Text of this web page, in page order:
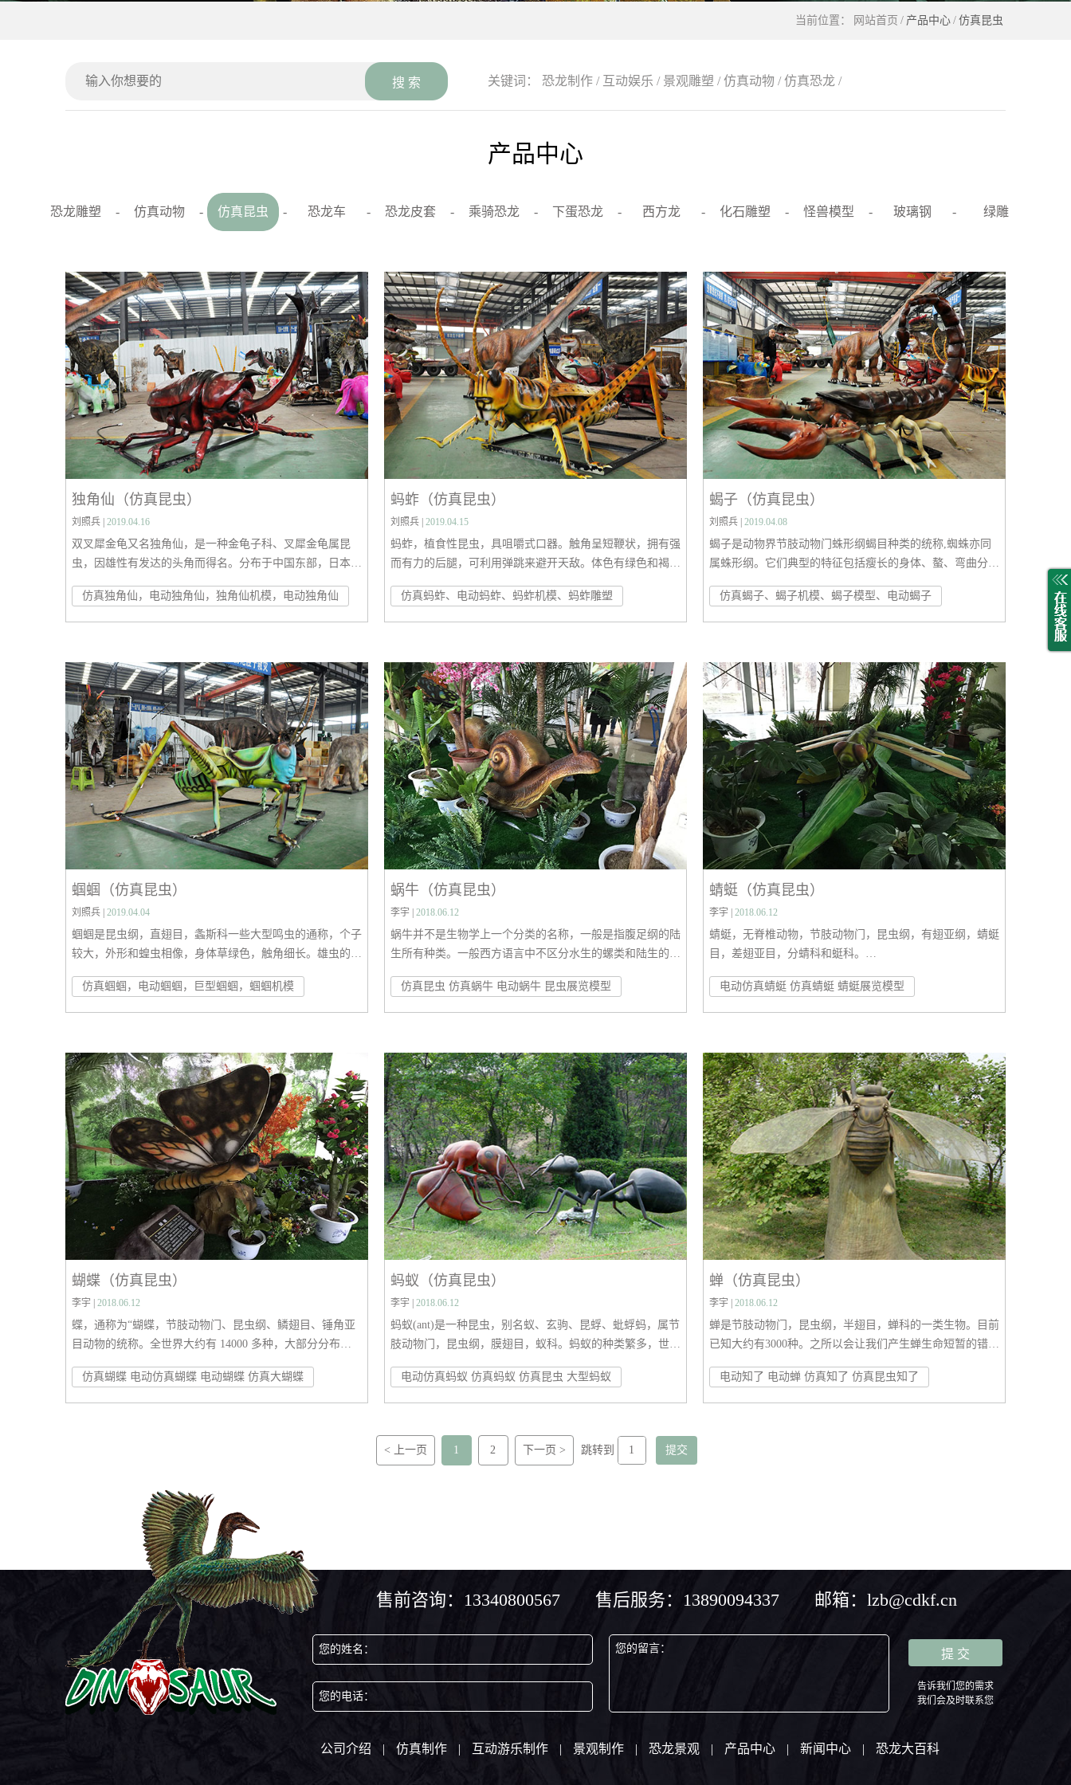
当前位置： 网站首页 / 产品中心 / 仿真昆虫
关键词： 恐龙制作 / 互动娱乐 / 景观雕塑 / 仿真动物 / 仿真恐龙 /
产品中心
恐龙雕塑 - 仿真动物 - 仿真昆虫 - 恐龙车 - 恐龙皮套 - 乘骑恐龙 - 下蛋恐龙 - 西方龙 - 化石雕塑 - 怪兽模型 - 玻璃钢 - 绿雕
独角仙（仿真昆虫）
刘照兵 | 2019.04.16
双叉犀金龟又名独角仙，是一种金龟子科、叉犀金龟属昆
虫，因雄性有发达的头角而得名。分布于中国东部，日本，
仿真独角仙，电动独角仙，独角仙机模，电动独角仙
蚂蚱（仿真昆虫）
刘照兵 | 2019.04.15
蚂蚱，植食性昆虫，具咀嚼式口器。触角呈短鞭状，拥有强
而有力的后腿，可利用弹跳来避开天敌。体色有绿色和褐
仿真蚂蚱、电动蚂蚱、蚂蚱机模、蚂蚱雕塑
蝎子（仿真昆虫）
刘照兵 | 2019.04.08
蝎子是动物界节肢动物门蛛形纲蝎目种类的统称,蜘蛛亦同
属蛛形纲。它们典型的特征包括瘦长的身体、螯、弯曲分段
于四亿三千万年前的希留利亚纪(志留纪)。注：任何蝎子都
有毒，毒性大小不同。毒性最小的蝎子：八重山蝎（澳链尾
仿真蝎子、蝎子机模、蝎子模型、电动蝎子
蝈蝈（仿真昆虫）
刘照兵 | 2019.04.04
蝈蝈是昆虫纲，直翅目，螽斯科一些大型鸣虫的通称，个子
较大，外形和蝗虫相像，身体草绿色，触角细长。雄虫的前
果、豆类等，人们用小竹笼饲养观赏。作为欣赏娱乐昆虫在
中国已有悠久历史，如在古易州（今河北省易县）就有几百
仿真蝈蝈，电动蝈蝈，巨型蝈蝈，蝈蝈机模
蜗牛（仿真昆虫）
李宇 | 2018.06.12
蜗牛并不是生物学上一个分类的名称，一般是指腹足纲的陆
生所有种类。一般西方语言中不区分水生的螺类和陆生的蜗
蝓。蜗牛是一种包括许多不同科、属的动物。取食植物，产
卵于土中或者树上。在热带岛屿比较常见，但有的也生存在
分。欧洲的大蜗牛属的几个种常作佳肴，尤其在法国。蜗牛
是陆地上最常见的软体动物，其具有很高的食用和药用价
值。
仿真昆虫 仿真蜗牛 电动蜗牛 昆虫展览模型
蜻蜓（仿真昆虫）
李宇 | 2018.06.12
蜻蜓，无脊椎动物，节肢动物门，昆虫纲，有翅亚纲，蜻蜓
目，差翅亚目，分蜻科和蜓科。
极为灵敏，单眼3个；触角1对，细而较短；咀嚼式口器。腹
部细长、扁形或呈圆筒形，末端有肛附器。足细而弱，上有
时2年或2年以上才沿水草爬出水面，再经最后蜕皮羽化为成
虫。稚虫在水中可以捕食孑孓或其他小型动物，有时同类也
相残食。成虫一般在池塘或河边飞行捕食飞虫。除能大量捕
食蚊、蝇外等对人有害的昆虫，有的还能捕食蝶、蛾、蜂，
实为益虫。 [1] 蜻蜓的已知种类超过5,000种。
电动仿真蜻蜓 仿真蜻蜓 蜻蜓展览模型
蝴蝶（仿真昆虫）
李宇 | 2018.06.12
蝶，通称为“蝴蝶，节肢动物门、昆虫纲、鳞翅目、锤角亚
目动物的统称。全世界大约有 14000 多种，大部分分布在
蝶一般色彩鲜艳，身上有好多条纹，色彩较丰富，翅膀和身
体有各种花斑，最大的蝴蝶展翅可达28～30厘米左右，最小
仿真蝴蝶 电动仿真蝴蝶 电动蝴蝶 仿真大蝴蝶
蚂蚁（仿真昆虫）
李宇 | 2018.06.12
蚂蚁(ant)是一种昆虫，别名蚁、玄驹、昆蜉、蚍蜉蚂，属节
肢动物门，昆虫纲，膜翅目，蚁科。蚂蚁的种类繁多，世界
蚁种类有600多种。
电动仿真蚂蚁 仿真蚂蚁 仿真昆虫 大型蚂蚁
蝉（仿真昆虫）
李宇 | 2018.06.12
蝉是节肢动物门，昆虫纲，半翅目，蝉科的一类生物。目前
已知大约有3000种。之所以会让我们产生蝉生命短暂的错
虫、成虫三个阶段。进入夏天，早年产下的受精卵会孵化成
幼虫（图1），他们会钻入土壤中，以植物根茎的汁液为
电动知了 电动蝉 仿真知了 仿真昆虫知了
< 上一页 1 2 下一页 > 跳转到
售前咨询：13340800567 售后服务：13890094337 邮箱：lzb@cdkf.cn
您的姓名： 您的留言：
告诉我们您的需求
我们会及时联系您
您的电话：
公司介绍 | 仿真制作 | 互动游乐制作 | 景观制作 | 恐龙景观 | 产品中心 | 新闻中心 | 恐龙大百科